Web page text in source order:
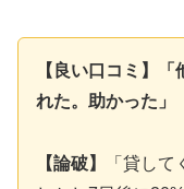
【良い口コミ】
れた。助かった」
【論破】
「貸し